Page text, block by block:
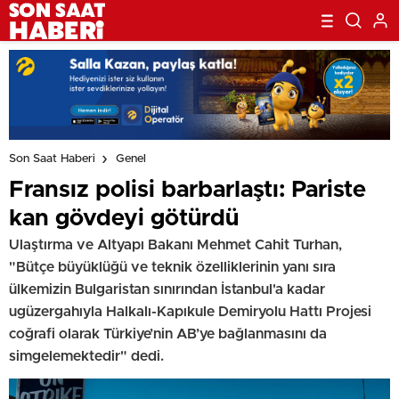
Son Saat Haberi Genel
Fransız polisi barbarlaştı: Pariste
kan gövdeyi götürdü
Ulaştırma ve Altyapı Bakanı Mehmet Cahit Turhan,
"Bütçe büyüklüğü ve teknik özelliklerinin yanı sıra
ülkemizin Bulgaristan sınırından İstanbul'a kadar
ugüzergahıyla Halkalı-Kapıkule Demiryolu Hattı Projesi
coğrafi olarak Türkiye’nin AB’ye bağlanmasını da
simgelemektedir" dedi.